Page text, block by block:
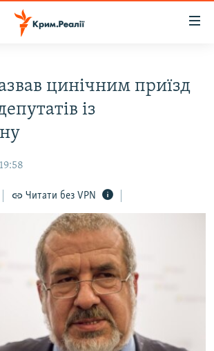
цинічним приїзд
із
Читати без VPN